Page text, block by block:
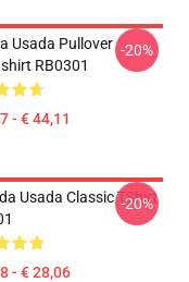
Usada Pullover
RB0301
- € 44,11
-20%
Usada Classic TShirt
- € 28,06
-20%